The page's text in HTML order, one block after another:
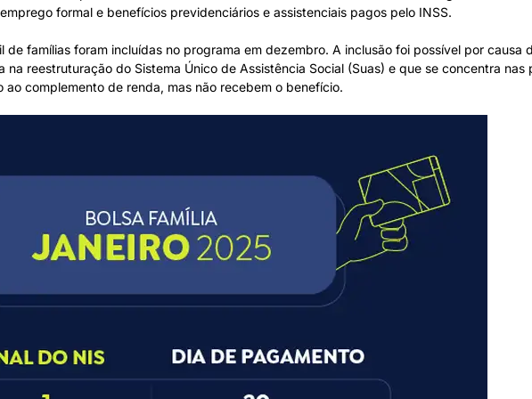
formal e benefícios previdenciários e assistenciais pagos pelo INSS.
de famílias foram incluídas no programa em dezembro. A inclusão foi possível por causa
reestruturação do Sistema Único de Assistência Social (Suas) e que se concentra nas
ao complemento de renda, mas não recebem o benefício.